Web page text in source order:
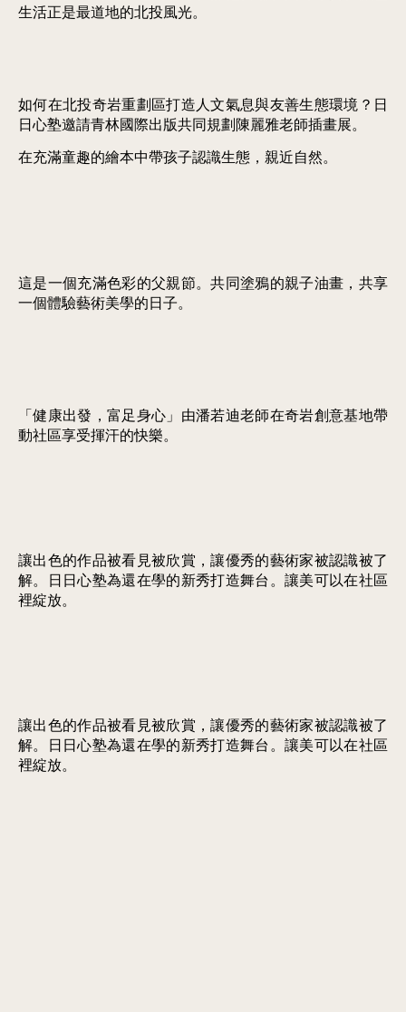
生活正是最道地的北投風光。
如何在北投奇岩重劃區打造人文氣息與友善生態環境？日
日心塾邀請青林國際出版共同規劃陳麗雅老師插畫展。
在充滿童趣的繪本中帶孩子認識生態，親近自然。
這是一個充滿色彩的父親節。共同塗鴉的親子油畫，共享
一個體驗藝術美學的日子。
「健康出發，富足身心」由潘若迪老師在奇岩創意基地帶
動社區享受揮汗的快樂。
讓出色的作品被看見被欣賞，讓優秀的藝術家被認識被了
解。日日心塾為還在學的新秀打造舞台。讓美可以在社區
裡綻放。
讓出色的作品被看見被欣賞，讓優秀的藝術家被認識被了
解。日日心塾為還在學的新秀打造舞台。讓美可以在社區
裡綻放。